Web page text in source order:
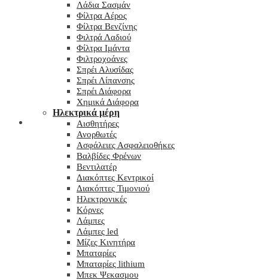
Λάδια Σασμάν
Φίλτρα Αέρος
Φίλτρα Βενζίνης
Φιλτρά Λαδιού
Φίλτρα Ιμάντα
Φιλτροχοάνες
Σπρέι Αλυσίδας
Σπρέι Λίπανσης
Σπρέι Διάφορα
Χημικά Διάφορα
Hλεκτρικά μέρη
Αισθητήρες
Ανορθωτές
Ασφάλειες Ασφαλειοθήκες
Βαλβίδες Φρένων
Βεντιλατέρ
Διακόπτες Κεντρικοί
Διακόπτες Τιμονιού
Ηλεκτρονικές
Κόρνες
Λάμπες
Λάμπες led
Μίζες Κινητήρα
Μπαταρίες
Μπαταρίες lithium
Μπεκ Ψεκασμου